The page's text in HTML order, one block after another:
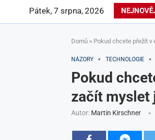
Pátek, 7 srpna, 2026
Domů » Pokud chcete přežít
NÁZORY TECHNOLOGIE
Pokud
začít myslet
Autor: Martin Kirschner